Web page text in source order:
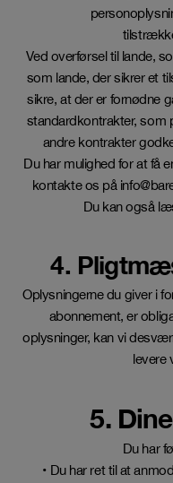
Ved overførsel til lande,
som lande, der sikrer et
sikre, at der er fornødne
standardkontrakter, som
andre kontrakter
Du har mulighed for at få
kontakte os på
Du kan også
4.
Oplysningerne du giver i
abonnement, er
oplysninger, kan vi
levere
5.
Du har
• Du har ret til at